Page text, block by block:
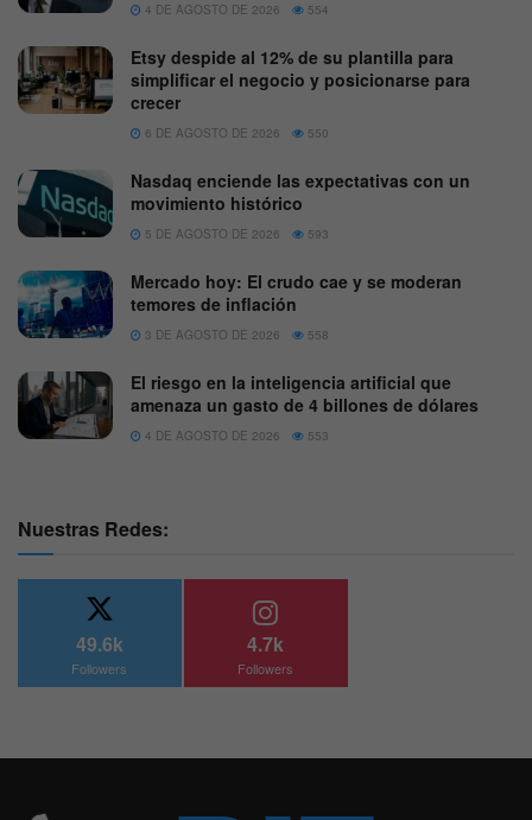
4 DE AGOSTO DE 2026 554
Etsy despide al 12% de su plantilla para
simplificar el negocio y posicionarse para
crecer
6 DE AGOSTO DE 2026 550
Nasdaq enciende las expectativas con un
movimiento histórico
5 DE AGOSTO DE 2026 593
Mercado hoy: El crudo cae y se moderan
temores de inflación
3 DE AGOSTO DE 2026 558
El riesgo en la inteligencia artificial que
amenaza un gasto de 4 billones de dólares
4 DE AGOSTO DE 2026 553
Nuestras Redes:
49.6k
Followers
4.7k
Followers